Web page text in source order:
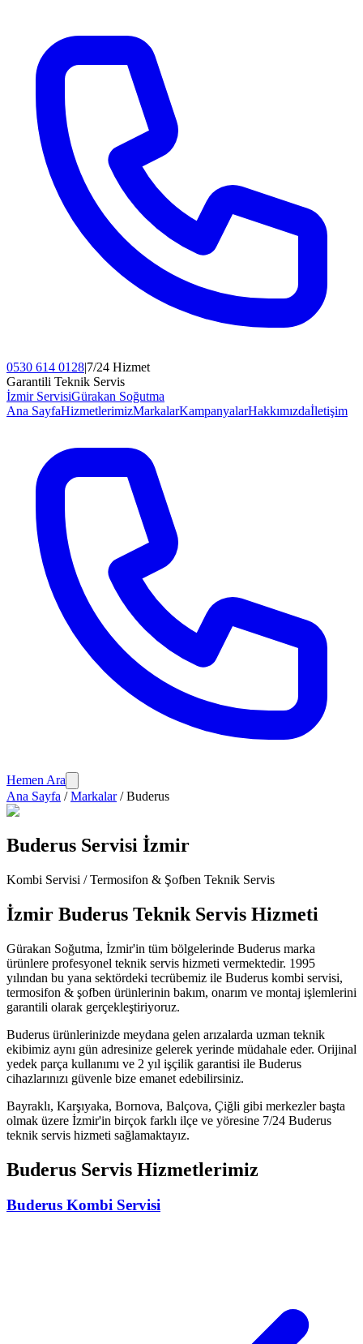
0530 614 0128|7/24 Hizmet
Garantili Teknik Servis
İzmir ServisiGürakan Soğutma
Ana SayfaHizmetlerimizMarkalarKampanyalarHakkımızdaİletişim
Hemen Ara
Ana Sayfa /Markalar/Buderus
Buderus Servisi İzmir
Kombi Servisi / Termosifon & Şofben Teknik Servis
İzmir Buderus Teknik Servis Hizmeti
Gürakan Soğutma, İzmir'in tüm bölgelerinde Buderus marka
ürünlere profesyonel teknik servis hizmeti vermektedir. 1995
yılından bu yana sektördeki tecrübemiz ile Buderus kombi servisi,
termosifon & şofben ürünlerinin bakım, onarım ve montaj işlemlerini
garantili olarak gerçekleştiriyoruz.
Buderus ürünlerinizde meydana gelen arızalarda uzman teknik
ekibimiz aynı gün adresinize gelerek yerinde müdahale eder. Orijinal
yedek parça kullanımı ve 2 yıl işçilik garantisi ile Buderus
cihazlarınızı güvenle bize emanet edebilirsiniz.
Bayraklı, Karşıyaka, Bornova, Balçova, Çiğli gibi merkezler başta
olmak üzere İzmir'in birçok farklı ilçe ve yöresine 7/24 Buderus
teknik servis hizmeti sağlamaktayız.
Buderus Servis Hizmetlerimiz
Buderus Kombi Servisi